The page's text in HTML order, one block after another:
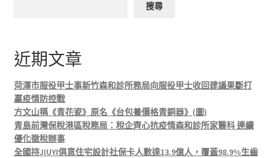
搜尋
近期文章
菏澤市服役甲士事新竹森和診所務局向服役甲士收回建議果斷打
贏疫情防控戰
方文山稱《青花瓷》原名《台包養價格青銅器》(圖)
青島前灣保稅港區稅務局：稅企齊心抗疫情森和診所家醫科 連續
優化徵稅辦事
全國持JIUYI俱意住宅設計社保卡人數達13.9億人，覆蓋98.9%生齒